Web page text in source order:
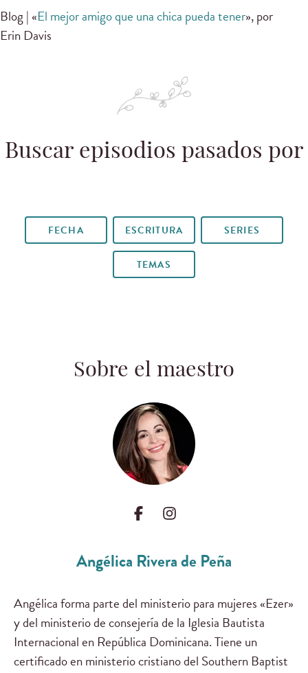
Blog | «El mejor amigo que una chica pueda tener», por
Erin Davis
Buscar episodios pasados por
FECHA ESCRITURA SERIES
TEMAS
Sobre el maestro
Angélica Rivera de Peña
Angélica forma parte del ministerio para mujeres «Ezer»
y del ministerio de consejería de la Iglesia Bautista
Internacional en República Dominicana. Tiene un
certificado en ministerio cristiano del Southern Baptist